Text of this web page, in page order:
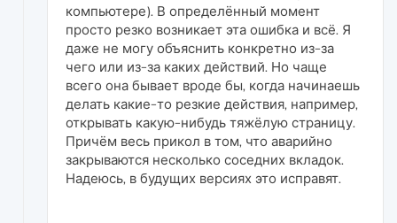
компьютере). В определённый момент
просто резко возникает эта ошибка и всё. Я
даже не могу объяснить конкретно из-за
чего или из-за каких действий. Но чаще
всего она бывает вроде бы, когда начинаешь
делать какие-то резкие действия, например,
открывать какую-нибудь тяжёлую страницу.
Причём весь прикол в том, что аварийно
закрываются несколько соседних вкладок.
Надеюсь, в будущих версиях это исправят.